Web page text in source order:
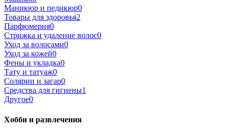
Маникюр и педикюр0
Товары для здоровья2
Парфюмерия0
Стрижка и удаление волос0
Уход за волосами0
Уход за кожей0
Фены и укладка0
Тату и татуаж0
Солярии и загар0
Средства для гигиены1
Другое0
Хобби и развлечения